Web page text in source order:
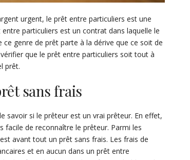
urgent, le prêt entre particuliers est une
particuliers est un contrat dans laquelle le
genre de prêt parte à la dérive que ce soit de
que le prêt entre particuliers soit tout à
prêt.
sans frais
savoir si le prêteur est un vrai prêteur. En effet,
de reconnaître le prêteur. Parmi les
avant tout un prêt sans frais. Les frais de
et en aucun dans un prêt entre